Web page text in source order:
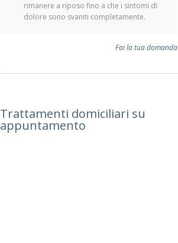
rimanere a riposo fino a che i sintomi di
dolore sono svaniti completamente.
Fai la tua domanda
Trattamenti domiciliari su
appuntamento